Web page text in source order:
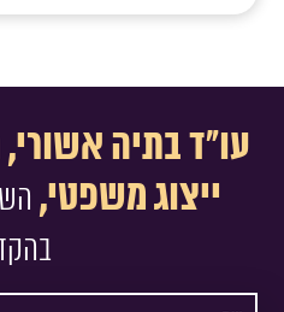
עו"ד בתיה
ייצוג משפטי,